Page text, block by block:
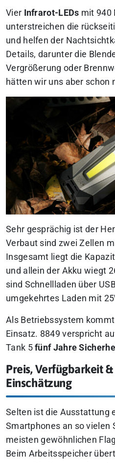
Vier Infrarot-LEDs mit 940
unterstreichen die
und helfen der
Details, darunter die
Vergrößerung oder
hätten wir uns aber schon
Sehr gesprächig ist der
Verbaut sind zwei Zellen
Insgesamt liegt die
und allein der Akku wiegt
sind Schnellladen über
umgekehrtes Laden mit
Als Betriebssystem kommt
Einsatz. 8849 verspricht
Tank 5fünf Jahre
Preis, Verfügbarkeit
Einschätzung
Selten ist die Ausstattung
Smartphones an so vielen
meisten gewöhnlichen
Beim Arbeitsspeicher